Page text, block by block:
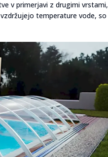
v primerjavi z drugimi vrstami,
temperature vode, so